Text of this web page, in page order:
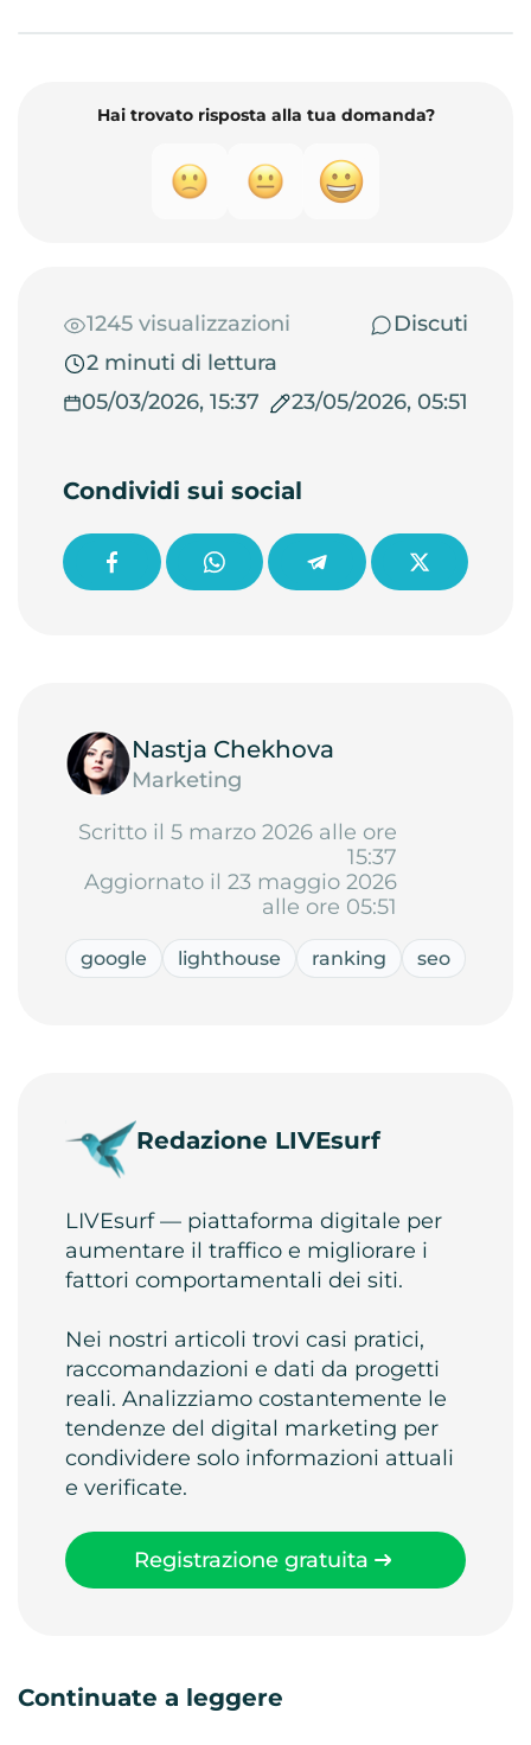
Hai trovato risposta alla tua domanda?
1245 visualizzazioni
Discuti
2 minuti di lettura
05/03/2026, 15:37
23/05/2026, 05:51
Condividi sui social
Nastja Chekhova
Marketing
Scritto il 5 marzo 2026 alle ore
15:37
Aggiornato il 23 maggio 2026
alle ore 05:51
google lighthouse ranking seo
Redazione LIVEsurf
LIVEsurf — piattaforma digitale per
aumentare il traffico e migliorare i
fattori comportamentali dei siti.
Nei nostri articoli trovi casi pratici,
raccomandazioni e dati da progetti
reali. Analizziamo costantemente le
tendenze del digital marketing per
condividere solo informazioni attuali
e verificate.
Registrazione gratuita
Continuate a leggere